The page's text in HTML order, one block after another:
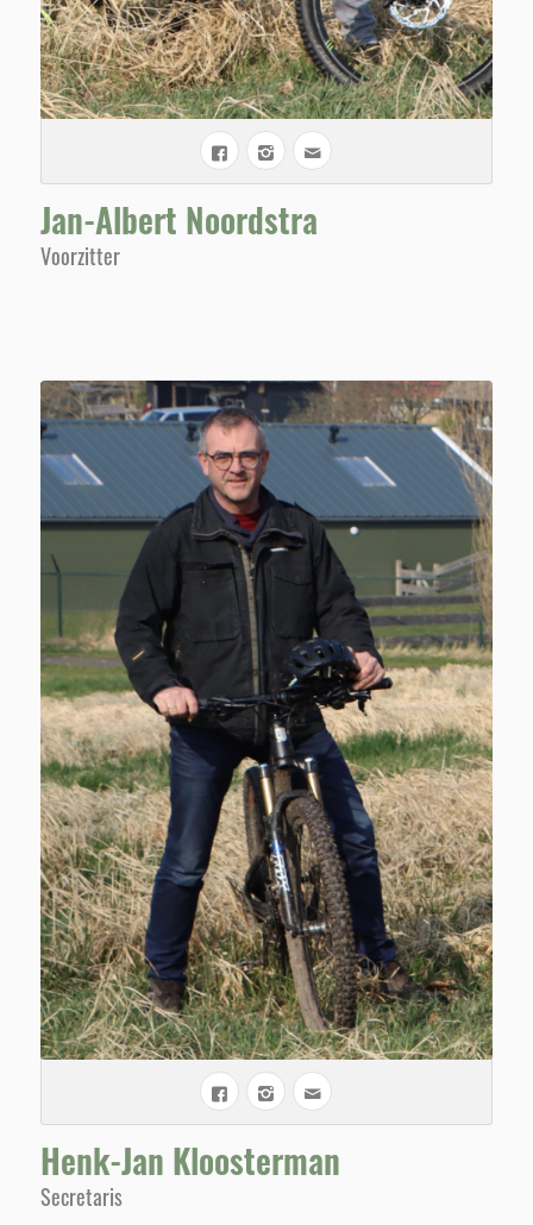
Jan-Albert Noordstra
Voorzitter
Henk-Jan Kloosterman
Secretaris